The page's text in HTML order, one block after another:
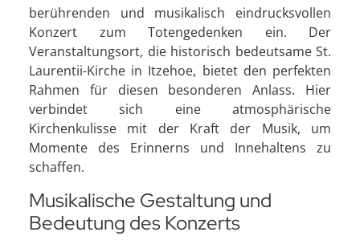
berührenden und musikalisch eindrucksvollen
Konzert zum Totengedenken ein. Der
Veranstaltungsort, die historisch bedeutsame St.
Laurentii-Kirche in Itzehoe, bietet den perfekten
Rahmen für diesen besonderen Anlass. Hier
verbindet sich eine atmosphärische
Kirchenkulisse mit der Kraft der Musik, um
Momente des Erinnerns und Innehaltens zu
schaffen.
Musikalische Gestaltung und
Bedeutung des Konzerts